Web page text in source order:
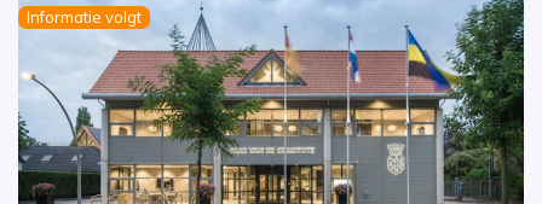
Informatie volgt